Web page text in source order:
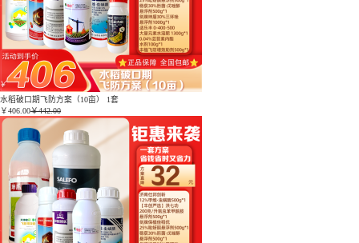
水稻破口期飞防方案（10亩） 1套
￥406.00￥442.00